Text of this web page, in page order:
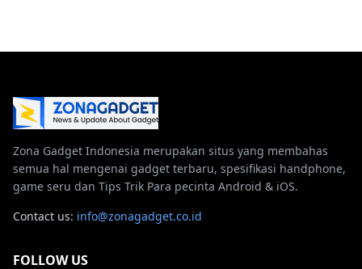
Zona Gadget Indonesia merupakan situs yang membahas
semua hal mengenai gadget terbaru, spesifikasi handphone,
game seru dan Tips Trik Para pecinta Android & iOS.
Contact us: info@zonagadget.co.id
FOLLOW US